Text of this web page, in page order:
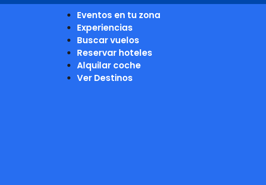
Eventos en tu zona
Experiencias
Buscar vuelos
Reservar hoteles
Alquilar coche
Ver Destinos